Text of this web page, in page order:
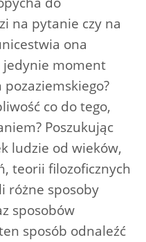
na pytanie czy na
ona
jedynie moment
co do tego,
Poszukując
ludzie od wieków,
teorii filozoficznych
różne sposoby
sposobów
sposób odnaleźć